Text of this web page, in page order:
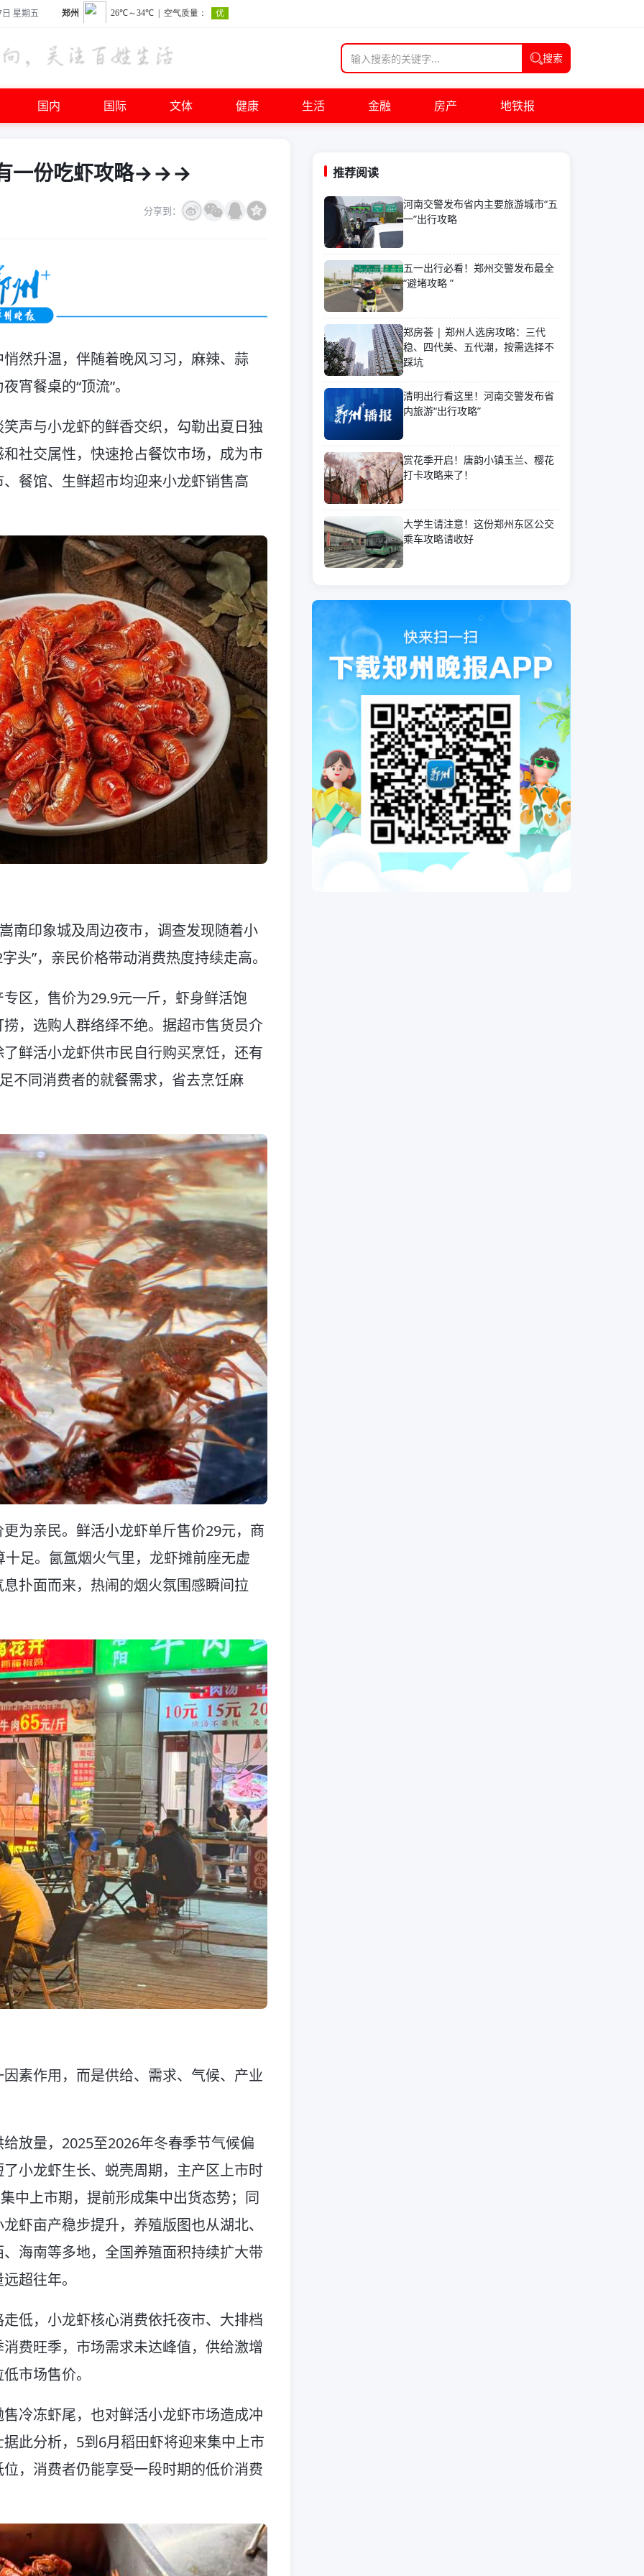
星期五
搜索
国内 国际 文体 健康 生活 金融 房产 地铁报
一份吃虾攻略→→→
分享到：
然升温，伴随着晚风习习，麻辣、蒜
宵餐桌的“顶流”。
声与小龙虾的鲜香交织，勾勒出夏日独
社交属性，快速抢占餐饮市场，成为市
餐馆、生鲜超市均迎来小龙虾销售高
南印象城及周边夜市，调查发现随着小
头”，亲民价格带动消费热度持续走高。
区，售价为29.9元一斤，虾身鲜活饱
，选购人群络绎不绝。据超市售货员介
鲜活小龙虾供市民自行购买烹饪，还有
不同消费者的就餐需求，省去烹饪麻
为亲民。鲜活小龙虾单斤售价29元，商
足。氤氲烟火气里，龙虾摊前座无虚
扑面而来，热闹的烟火氛围感瞬间拉
素作用，而是供给、需求、气候、产业
放量，2025至2026年冬春季节气候偏
小龙虾生长、蜕壳周期，主产区上市时
中上市期，提前形成集中出货态势；同
虾亩产稳步提升，养殖版图也从湖北、
海南等多地，全国养殖面积持续扩大带
超往年。
低，小龙虾核心消费依托夜市、大排档
费旺季，市场需求未达峰值，供给激增
市场售价。
冷冻虾尾，也对鲜活小龙虾市场造成冲
此分析，5到6月稻田虾将迎来集中上市
，消费者仍能享受一段时期的低价消费
推荐阅读
河南交警发布省内主要旅游城市“五
一”出行攻略
五一出行必看！郑州交警发布最全
“避堵攻略 ”
郑房荟 | 郑州人选房攻略：三代
稳、四代美、五代潮，按需选择不
踩坑
清明出行看这里！河南交警发布省
内旅游“出行攻略”
赏花季开启！唐韵小镇玉兰、樱花
打卡攻略来了！
大学生请注意！这份郑州东区公交
乘车攻略请收好